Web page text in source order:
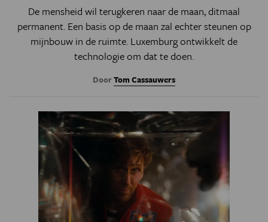
De mensheid wil terugkeren naar de maan, ditmaal
permanent. Een basis op de maan zal echter steunen op
mijnbouw in de ruimte. Luxemburg ontwikkelt de
technologie om dat te doen.
DoorTom Cassauwers